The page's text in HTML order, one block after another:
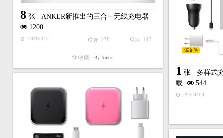
8张 ANKER新推出的三合一无线充电器
1200
2023-04-12 踩 143
赞 138
收藏 By:Anker
源文件
1 张 多样式
载
544
2023-04-03